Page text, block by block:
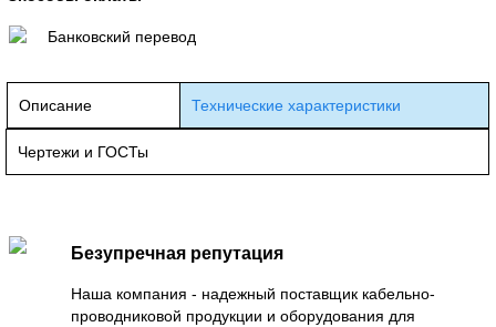
Банковский перевод
Описание Технические характеристики
Чертежи и ГОСТы
Безупречная репутация
Наша компания - надежный поставщик кабельно-
проводниковой продукции и оборудования для